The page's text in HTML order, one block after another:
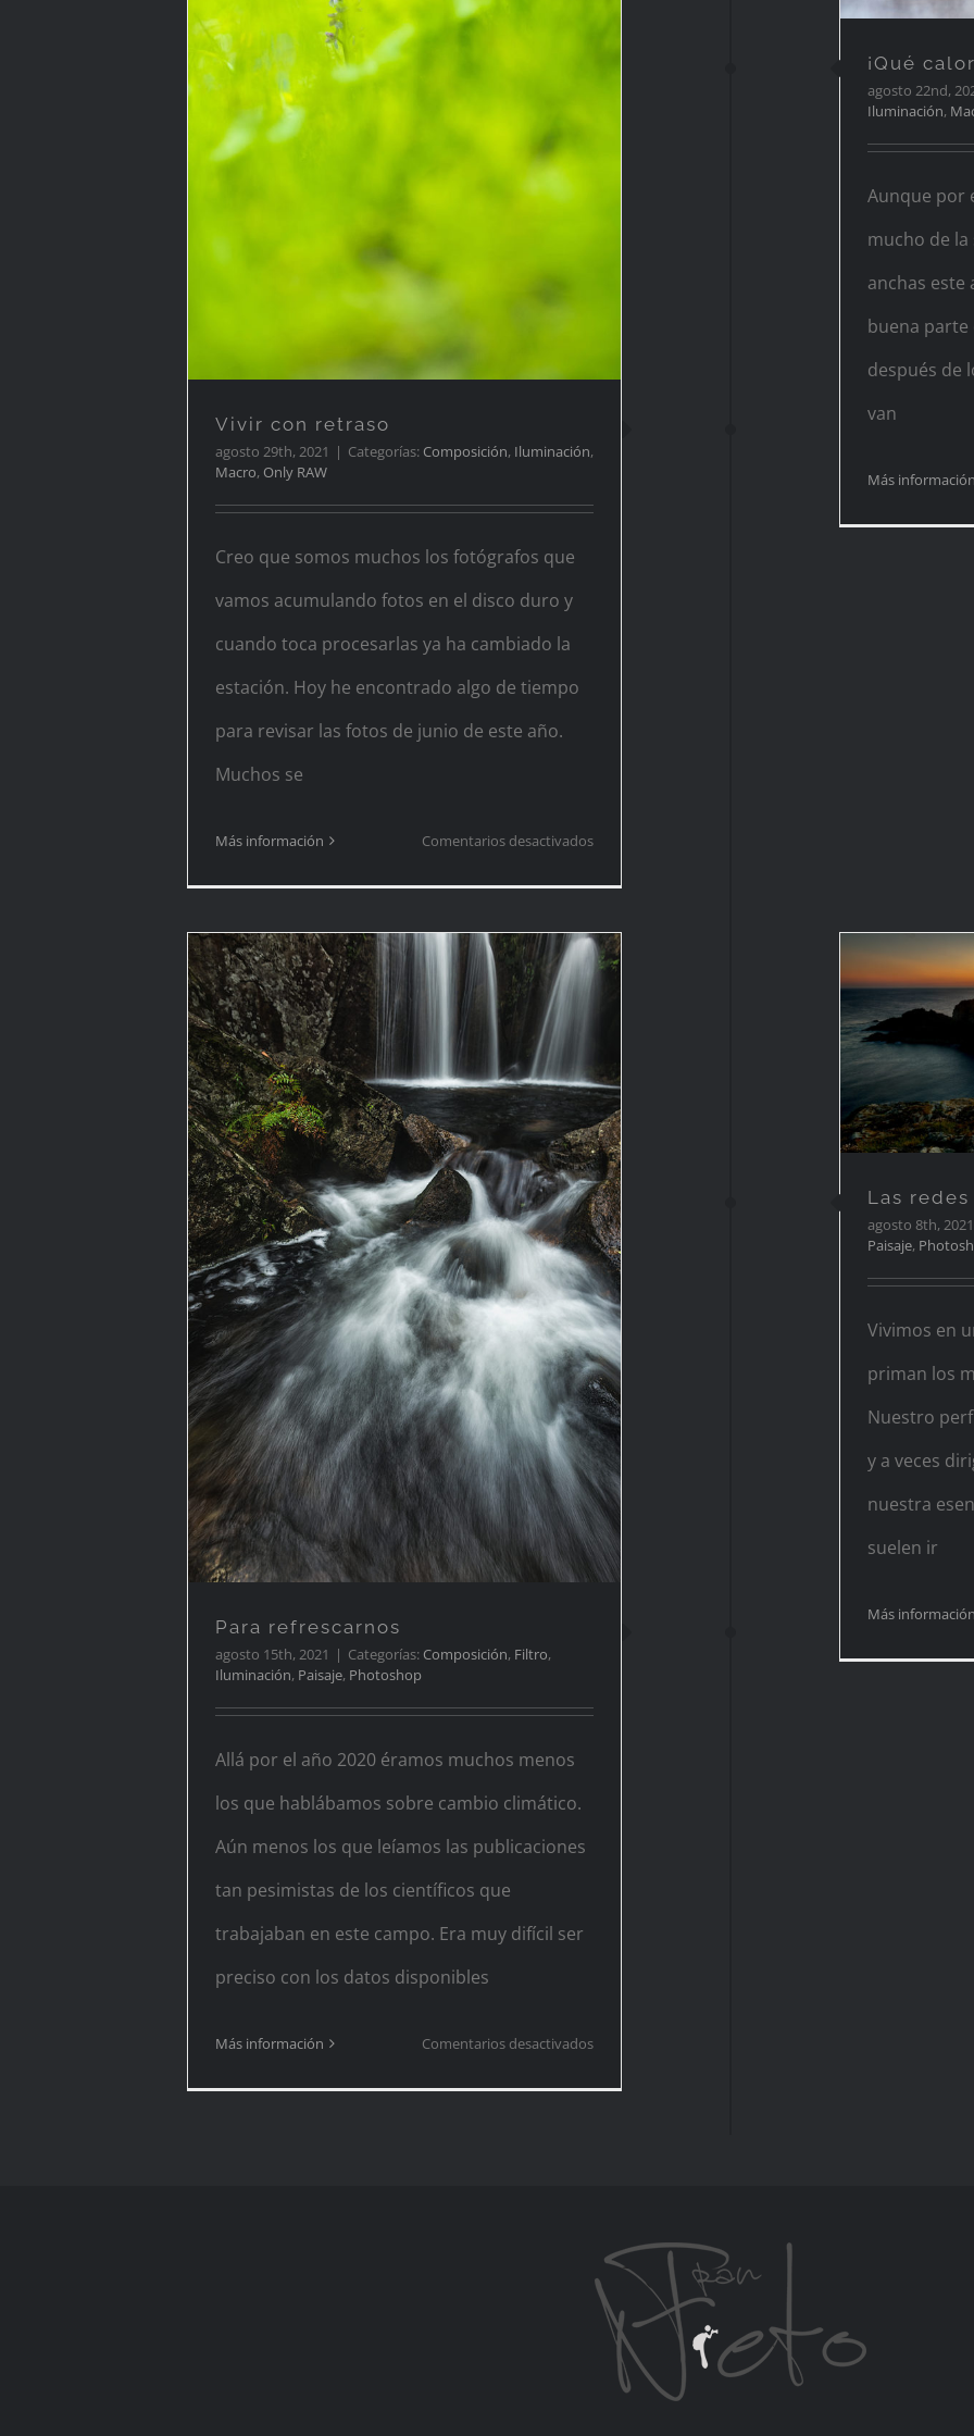
Vivir con retraso
Vivir con retraso
agosto 29th, 2021 | Categorías: Composición, Iluminación,
Macro, Only RAW
Creo que somos muchos los fotógrafos que
vamos acumulando fotos en el disco duro y
cuando toca procesarlas ya ha cambiado la
estación. Hoy he encontrado algo de tiempo
para revisar las fotos de junio de este año.
Muchos se
Más información Comentarios desactivadosen
retraso
¡Qué
agosto 22nd,
Iluminación,
Aunque por
mucho de
anchas
buena parte
después de
van
Más información
Para refrescarnos
Para refrescarnos
agosto 15th, 2021 | Categorías: Composición, Filtro,
Iluminación, Paisaje, Photoshop
Allá por el año 2020 éramos muchos menos
los que hablábamos sobre cambio climático.
Aún menos los que leíamos las publicaciones
tan pesimistas de los científicos que
trabajaban en este campo. Era muy difícil ser
preciso con los datos disponibles
Más información Comentarios desactivadosen
Las
agosto 8th, 2021
Paisaje,
Vivimos en
priman los
Nuestro
y a veces
nuestra
suelen ir
Más información